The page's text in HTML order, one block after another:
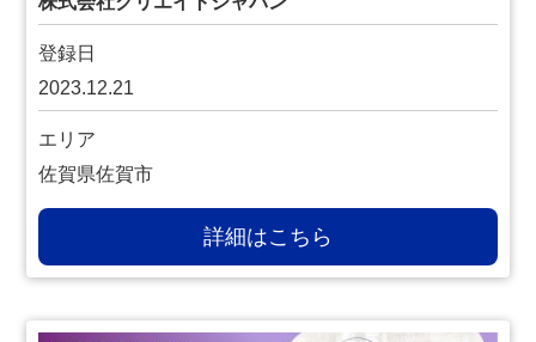
登録日
2023.12.21
エリア
佐賀県佐賀市
詳細はこちら